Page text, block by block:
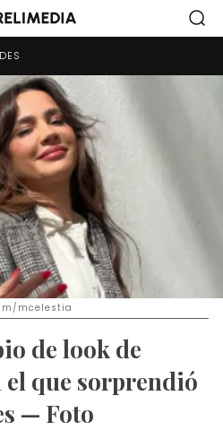
mcelestia
de look de
el que sorprendió
— Foto